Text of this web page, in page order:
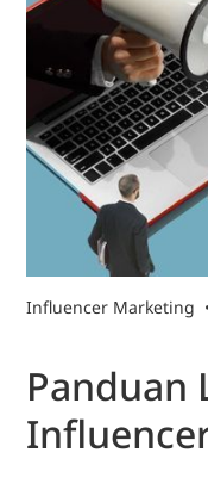
Influencer Marketing
Panduan